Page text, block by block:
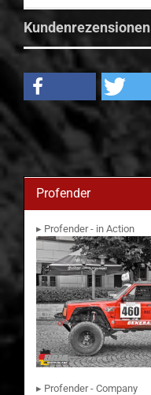
Kundenrezensionen
Profender
▸ Profender - in Action
▸ Profender - Company